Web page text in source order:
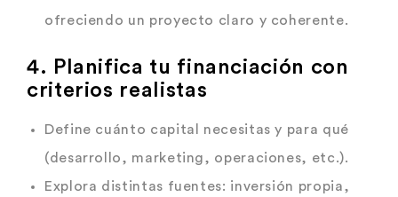
ofreciendo un proyecto claro y coherente.
4. Planifica tu financiación con
criterios realistas
Define cuánto capital necesitas y para qué
(desarrollo, marketing, operaciones, etc.).
Explora distintas fuentes: inversión propia,